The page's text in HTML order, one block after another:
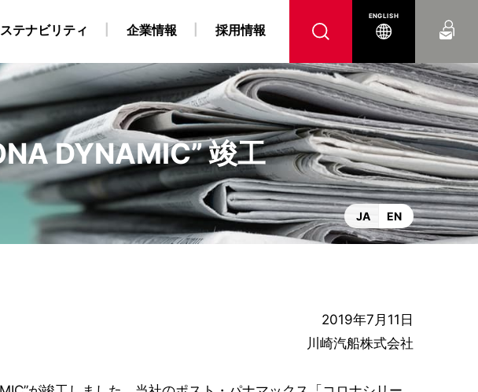
DYNAMIC” 竣工
JA EN
2019年7月11日
川崎汽船株式会社
風力関連事業 電力事業 燃料戦略事業
コンテナ船事業
株主・投資家の皆様へ IRよくあるご質問
電子公告
社会 ガバナンス
“K” LINE REPORT
ステナブル・ファイナンス DX戦略
テナビリティ
組織 運航船腹 “K” LINEの軌跡 “K” LINE With
企業情報
採用情報
陸上職 障がい者採用情報
採用情報
ENGLISH